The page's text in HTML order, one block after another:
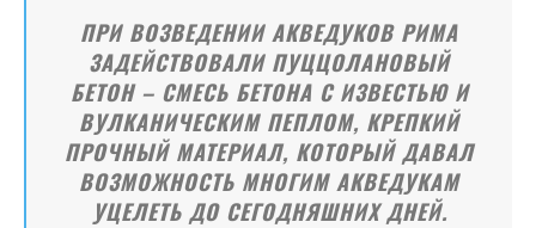
ПРИ ВОЗВЕДЕНИИ АКВЕДУКОВ РИМА
ЗАДЕЙСТВОВАЛИ ПУЦЦОЛАНОВЫЙ
БЕТОН – СМЕСЬ БЕТОНА С ИЗВЕСТЬЮ И
ВУЛКАНИЧЕСКИМ ПЕПЛОМ, КРЕПКИЙ
ПРОЧНЫЙ МАТЕРИАЛ, КОТОРЫЙ ДАВАЛ
ВОЗМОЖНОСТЬ МНОГИМ АКВЕДУКАМ
УЦЕЛЕТЬ ДО СЕГОДНЯШНИХ ДНЕЙ.